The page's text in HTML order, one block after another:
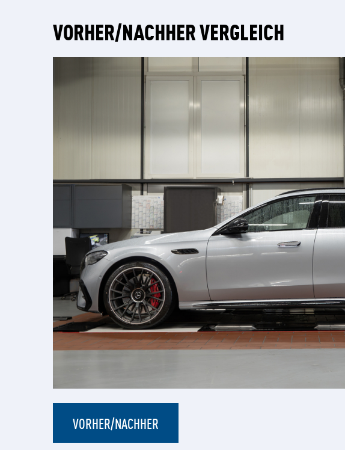
VORHER/NACHHER VERGLEICH
VORHER/NACHHER